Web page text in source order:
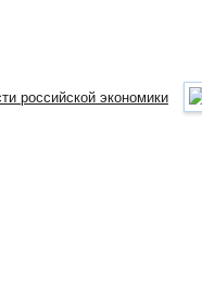
российской экономики